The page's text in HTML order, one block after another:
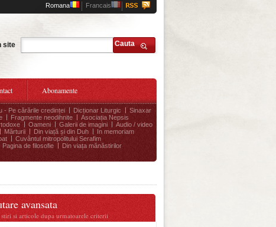
Romana Francais
site Cauta
Abonamente
- Pe cărările credinței Dicționar Liturgic
Sinaxar
Fragmente neodihnite
Asociația Nepsis
Oameni Galerii de imagini
Audio / video
Mărturii Din viață și din Duh
In memoriam
Cuvântul mitropolitului Serafim
Pagina de filosofie
Din viața mănăstirilor
avansata
stiri si articole dupa urmatoarele criterii